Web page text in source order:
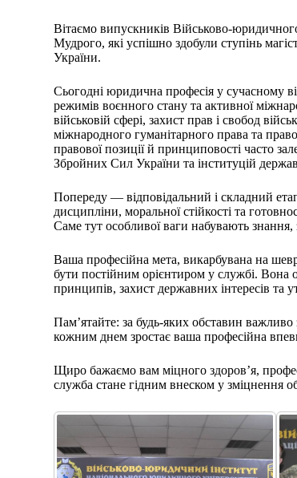
Вітаємо випускників Військово-
Мудрого, які успішно здобули ступінь
України.
Сьогодні юридична професія у сучасному
режимів воєнного стану та активної
військовій сфері, захист прав і свобод
міжнародного гуманітарного права та
правової позиції й принциповості часто
Збройних Сил України та інституцій
Попереду — відповідальний і складний
дисципліни, моральної стійкості та
Саме тут особливої ваги набувають знання,
Ваша професійна мета, викарбувана на
бути постійним орієнтиром у службі. Вона
принципів, захист державних інтересів
Пам’ятайте: за будь-яких обставин
кожним днем зростає ваша професійна
Щиро бажаємо вам міцного здоров’я,
служба стане гідним внеском у зміцнення